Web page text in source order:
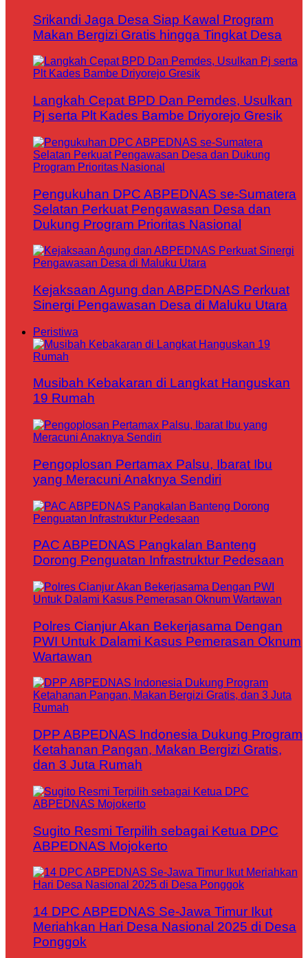
Srikandi Jaga Desa Siap Kawal Program
Makan Bergizi Gratis hingga Tingkat Desa
Langkah Cepat BPD Dan Pemdes, Usulkan
Pj serta Plt Kades Bambe Driyorejo Gresik
Pengukuhan DPC ABPEDNAS se-Sumatera
Selatan Perkuat Pengawasan Desa dan
Dukung Program Prioritas Nasional
Kejaksaan Agung dan ABPEDNAS Perkuat
Sinergi Pengawasan Desa di Maluku Utara
Peristiwa
Musibah Kebakaran di Langkat Hanguskan
19 Rumah
Pengoplosan Pertamax Palsu, Ibarat Ibu
yang Meracuni Anaknya Sendiri
PAC ABPEDNAS Pangkalan Banteng
Dorong Penguatan Infrastruktur Pedesaan
Polres Cianjur Akan Bekerjasama Dengan
PWI Untuk Dalami Kasus Pemerasan Oknum
Wartawan
DPP ABPEDNAS Indonesia Dukung Program
Ketahanan Pangan, Makan Bergizi Gratis,
dan 3 Juta Rumah
Sugito Resmi Terpilih sebagai Ketua DPC
ABPEDNAS Mojokerto
14 DPC ABPEDNAS Se-Jawa Timur Ikut
Meriahkan Hari Desa Nasional 2025 di Desa
Ponggok